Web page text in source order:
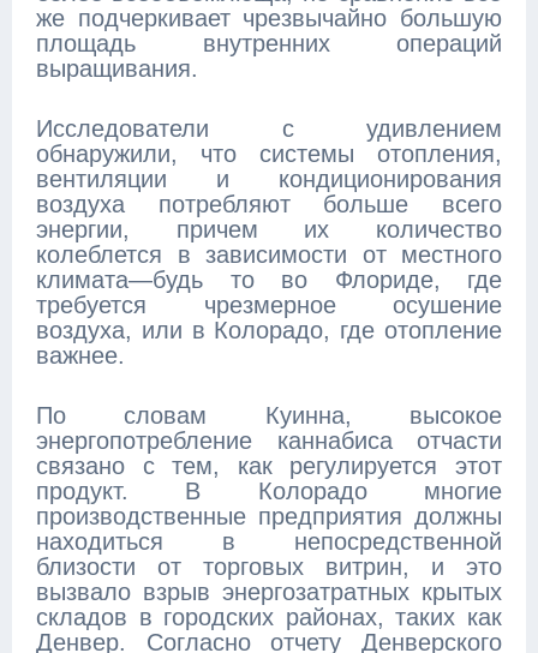
же подчеркивает чрезвычайно большую
площадь внутренних операций
выращивания.
Исследователи с удивлением
обнаружили, что системы отопления,
вентиляции и кондиционирования
воздуха потребляют больше всего
энергии, причем их количество
колеблется в зависимости от местного
климата—будь то во Флориде, где
требуется чрезмерное осушение
воздуха, или в Колорадо, где отопление
важнее.
По словам Куинна, высокое
энергопотребление каннабиса отчасти
связано с тем, как регулируется этот
продукт. В Колорадо многие
производственные предприятия должны
находиться в непосредственной
близости от торговых витрин, и это
вызвало взрыв энергозатратных крытых
складов в городских районах, таких как
Денвер. Согласно отчету Денверского